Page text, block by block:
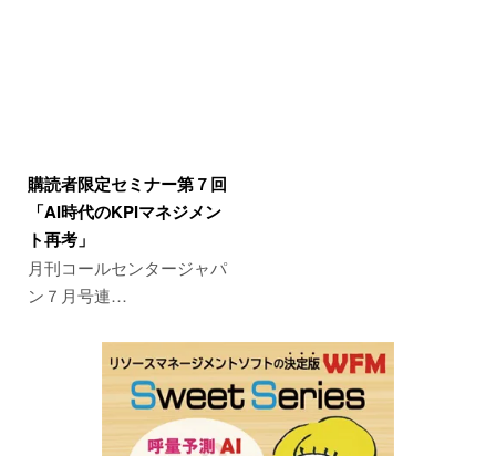
購読者限定セミナー第７回
「AI時代のKPIマネジメン
ト再考」
月刊コールセンタージャパ
ン７月号連…